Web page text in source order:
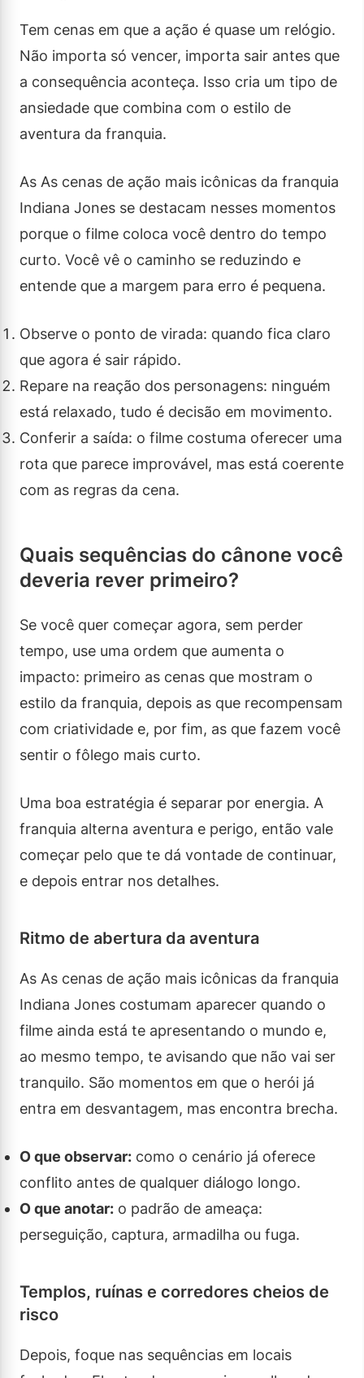
Tem cenas em que a ação é quase um relógio.
Não importa só vencer, importa sair antes que
a consequência aconteça. Isso cria um tipo de
ansiedade que combina com o estilo de
aventura da franquia.
As As cenas de ação mais icônicas da franquia
Indiana Jones se destacam nesses momentos
porque o filme coloca você dentro do tempo
curto. Você vê o caminho se reduzindo e
entende que a margem para erro é pequena.
Observe o ponto de virada: quando fica claro
que agora é sair rápido.
Repare na reação dos personagens: ninguém
está relaxado, tudo é decisão em movimento.
Conferir a saída: o filme costuma oferecer uma
rota que parece improvável, mas está coerente
com as regras da cena.
Quais sequências do cânone você
deveria rever primeiro?
Se você quer começar agora, sem perder
tempo, use uma ordem que aumenta o
impacto: primeiro as cenas que mostram o
estilo da franquia, depois as que recompensam
com criatividade e, por fim, as que fazem você
sentir o fôlego mais curto.
Uma boa estratégia é separar por energia. A
franquia alterna aventura e perigo, então vale
começar pelo que te dá vontade de continuar,
e depois entrar nos detalhes.
Ritmo de abertura da aventura
As As cenas de ação mais icônicas da franquia
Indiana Jones costumam aparecer quando o
filme ainda está te apresentando o mundo e,
ao mesmo tempo, te avisando que não vai ser
tranquilo. São momentos em que o herói já
entra em desvantagem, mas encontra brecha.
O que observar: como o cenário já oferece
conflito antes de qualquer diálogo longo.
O que anotar: o padrão de ameaça:
perseguição, captura, armadilha ou fuga.
Templos, ruínas e corredores cheios de
risco
Depois, foque nas sequências em locais